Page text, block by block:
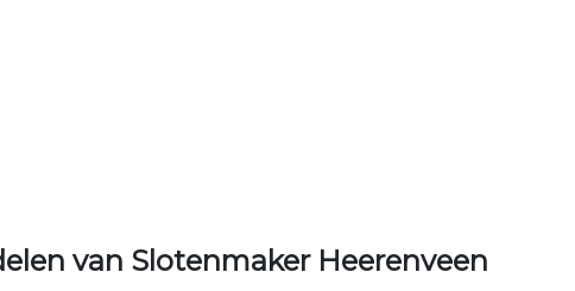
van Slotenmaker Heerenveen